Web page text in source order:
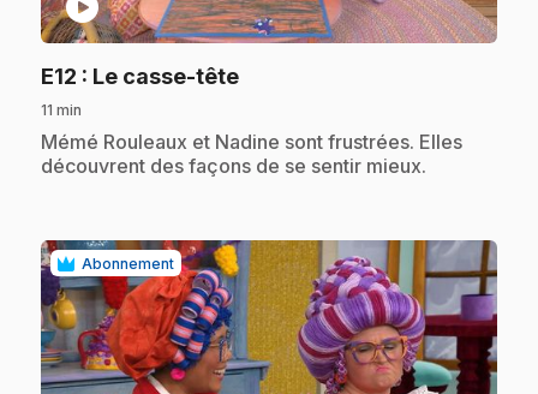
E12 : Le casse-tête.
11 min
.Mémé Rouleaux et Nadine sont frustrées. Elles
découvrent des façons de se sentir mieux.
Abonnement